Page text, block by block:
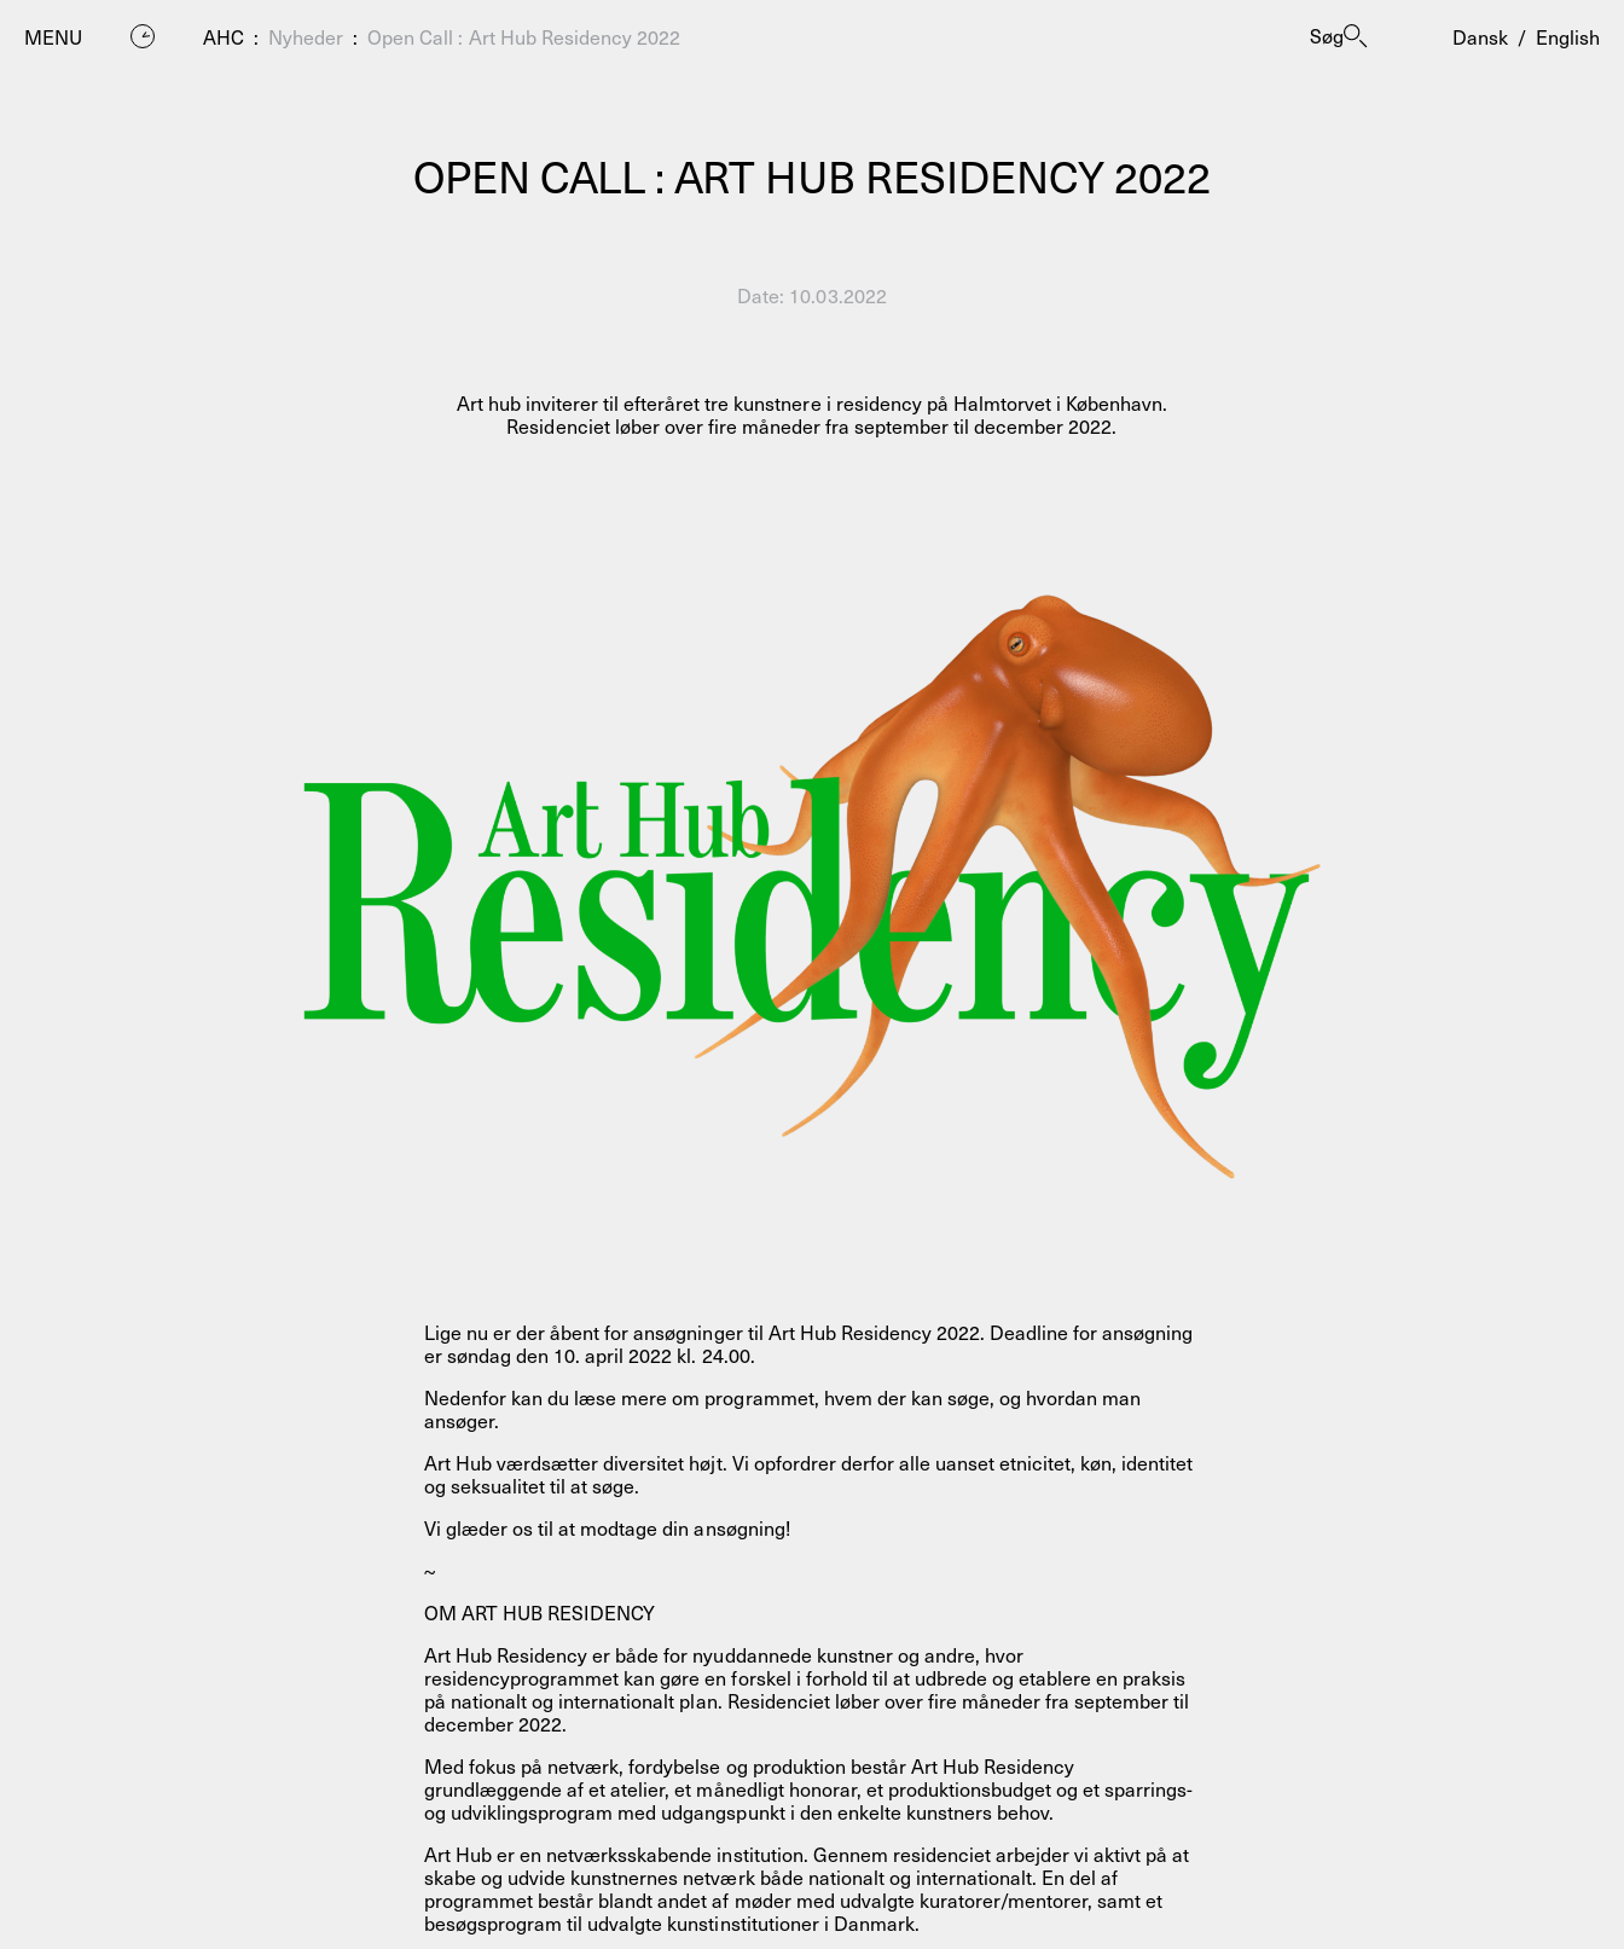
MENU AHC : Nyheder : Open Call : Art Hub Residency 2022
Besøg
Programmer
Presse
AHC Channel
THORAVEJ 29, 2400 KØBENHAVN NV, DANMARK INFO@ARTHUBCOPENHAGEN.DK INSTAGRAM FACEBOOK
Søg Dansk / English
OPEN CALL : ART HUB RESIDENCY 2022
Date: 10.03.2022
Art hub inviterer til efteråret tre kunstnere i residency på Halmtorvet i København.
Residenciet løber over fire måneder fra september til december 2022.
Lige nu er der åbent for ansøgninger til Art Hub Residency 2022. Deadline for ansøgning
er søndag den 10. april 2022 kl. 24.00.
Nedenfor kan du læse mere om programmet, hvem der kan søge, og hvordan man
ansøger.
Art Hub værdsætter diversitet højt. Vi opfordrer derfor alle uanset etnicitet, køn, identitet
og seksualitet til at søge.
Vi glæder os til at modtage din ansøgning!
~
OM ART HUB RESIDENCY
Art Hub Residency er både for nyuddannede kunstner og andre, hvor
residencyprogrammet kan gøre en forskel i forhold til at udbrede og etablere en praksis
på nationalt og internationalt plan. Residenciet løber over fire måneder fra september til
december 2022.
Med fokus på netværk, fordybelse og produktion består Art Hub Residency
grundlæggende af et atelier, et månedligt honorar, et produktionsbudget og et sparrings-
og udviklingsprogram med udgangspunkt i den enkelte kunstners behov.
Art Hub er en netværksskabende institution. Gennem residenciet arbejder vi aktivt på at
skabe og udvide kunstnernes netværk både nationalt og internationalt. En del af
programmet består blandt andet af møder med udvalgte kuratorer/mentorer, samt et
besøgsprogram til udvalgte kunstinstitutioner i Danmark.